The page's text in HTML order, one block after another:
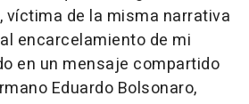
víctima de la misma narrativa
encarcelamiento de mi
en un mensaje compartido
Eduardo Bolsonaro,